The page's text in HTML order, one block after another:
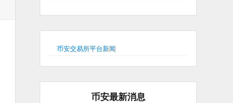
币安交易所平台新闻
币安最新消息